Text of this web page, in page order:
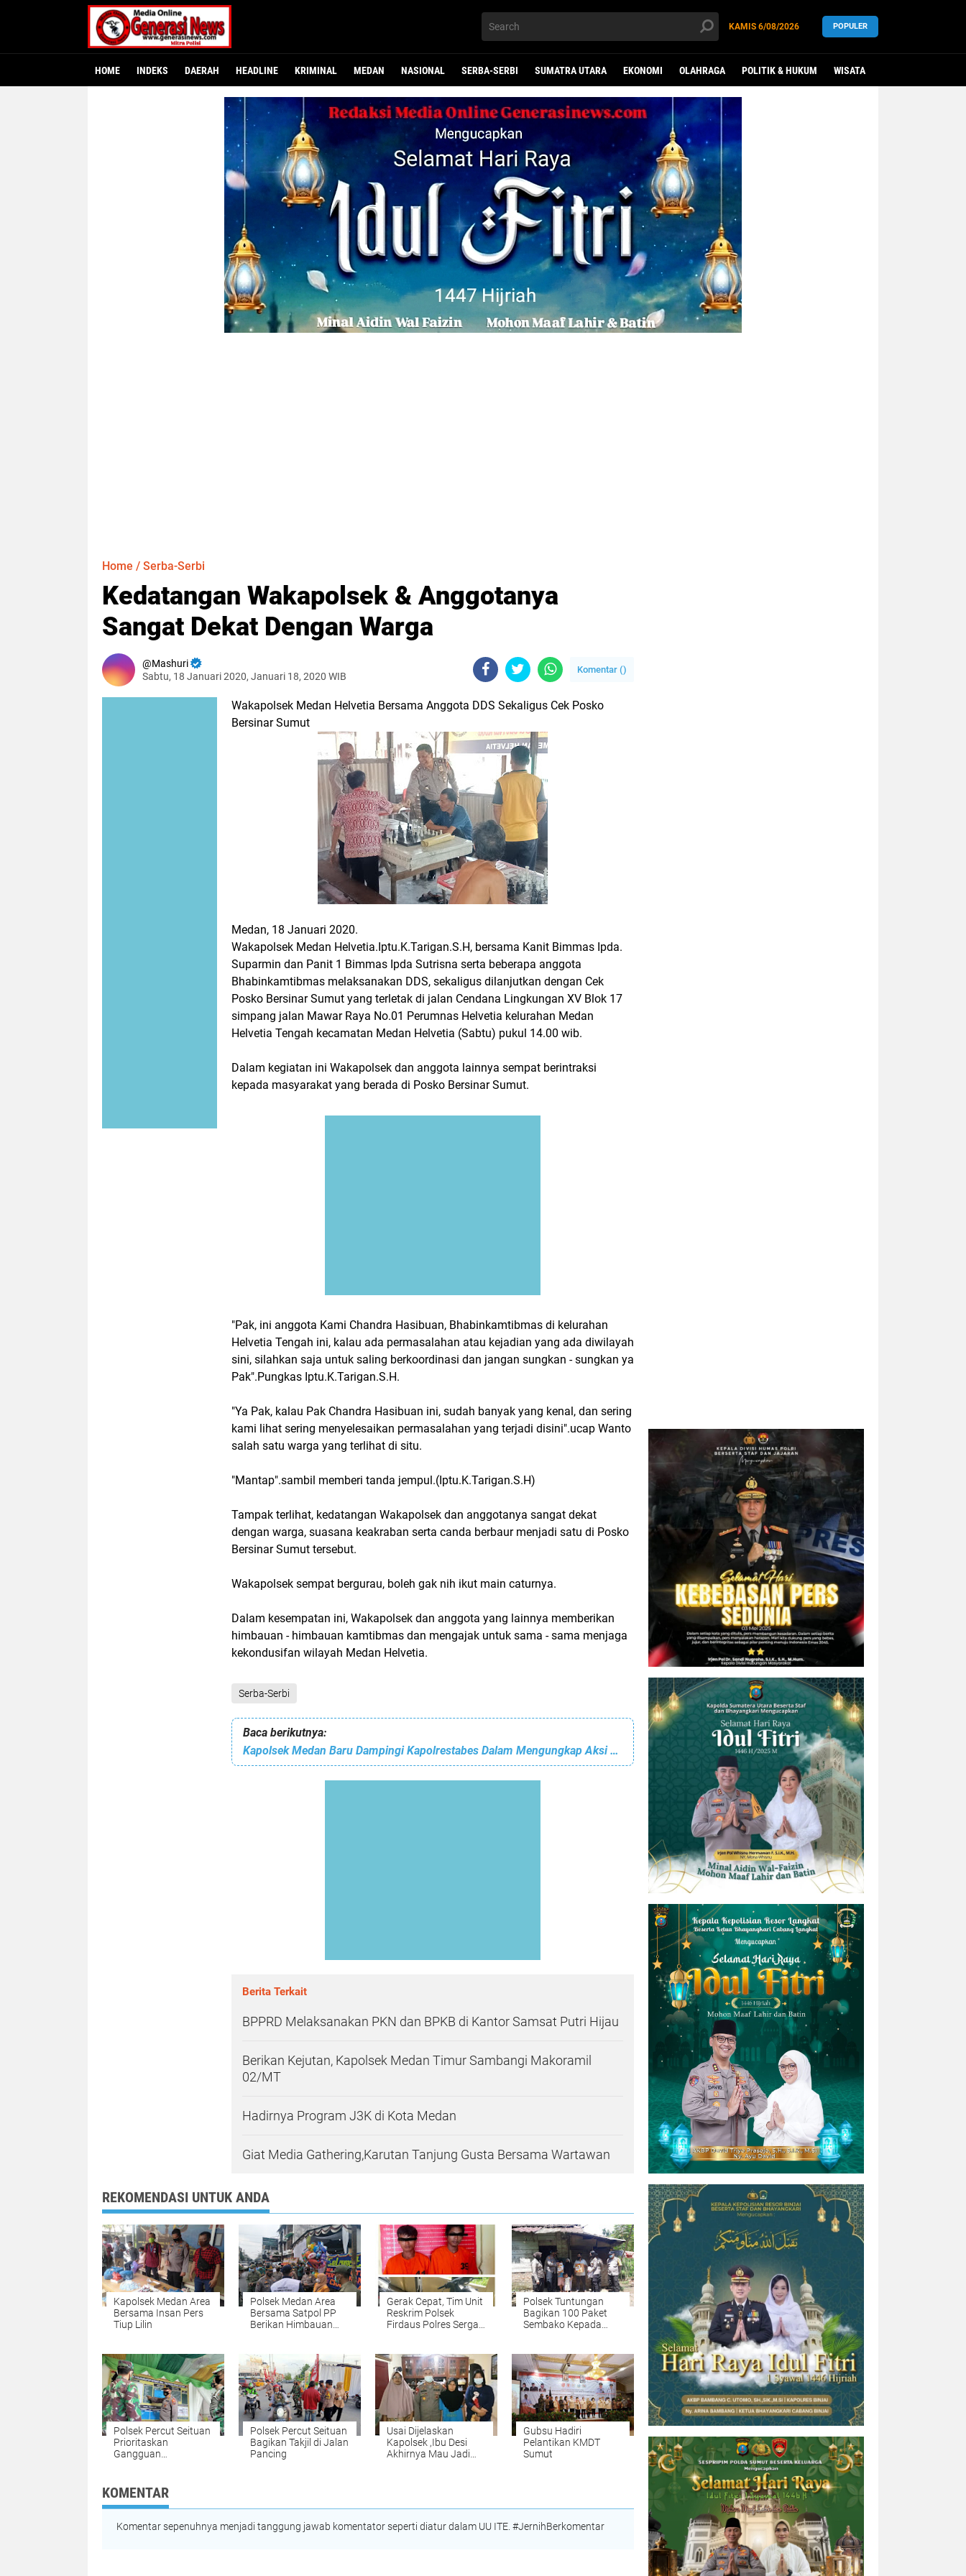
KAMIS 6/08/2026 POPULER
HOME INDEKS DAERAH HEADLINE KRIMINAL MEDAN NASIONAL SERBA-SERBI SUMATRA UTARA EKONOMI OLAHRAGA POLITIK & HUKUM WISATA
Home / Serba-Serbi
Kedatangan Wakapolsek & Anggotanya
Sangat Dekat Dengan Warga
Mashuri
Sabtu, 18 Januari 2020, Januari 18, 2020 WIB
Komentar ()
Wakapolsek Medan Helvetia Bersama Anggota DDS Sekaligus Cek Posko
Bersinar Sumut
Medan, 18 Januari 2020.
Wakapolsek Medan Helvetia.Iptu.K.Tarigan.S.H, bersama Kanit Bimmas Ipda.
Suparmin dan Panit 1 Bimmas Ipda Sutrisna serta beberapa anggota
Bhabinkamtibmas melaksanakan DDS, sekaligus dilanjutkan dengan Cek
Posko Bersinar Sumut yang terletak di jalan Cendana Lingkungan XV Blok 17
simpang jalan Mawar Raya No.01 Perumnas Helvetia kelurahan Medan
Helvetia Tengah kecamatan Medan Helvetia (Sabtu) pukul 14.00 wib.
Dalam kegiatan ini Wakapolsek dan anggota lainnya sempat berintraksi
kepada masyarakat yang berada di Posko Bersinar Sumut.
"Pak, ini anggota Kami Chandra Hasibuan, Bhabinkamtibmas di kelurahan
Helvetia Tengah ini, kalau ada permasalahan atau kejadian yang ada diwilayah
sini, silahkan saja untuk saling berkoordinasi dan jangan sungkan - sungkan ya
Pak".Pungkas Iptu.K.Tarigan.S.H.
"Ya Pak, kalau Pak Chandra Hasibuan ini, sudah banyak yang kenal, dan sering
kami lihat sering menyelesaikan permasalahan yang terjadi disini".ucap Wanto
salah satu warga yang terlihat di situ.
"Mantap".sambil memberi tanda jempul.(Iptu.K.Tarigan.S.H)
Tampak terlihat, kedatangan Wakapolsek dan anggotanya sangat dekat
dengan warga, suasana keakraban serta canda berbaur menjadi satu di Posko
Bersinar Sumut tersebut.
Wakapolsek sempat bergurau, boleh gak nih ikut main caturnya.
Dalam kesempatan ini, Wakapolsek dan anggota yang lainnya memberikan
himbauan - himbauan kamtibmas dan mengajak untuk sama - sama menjaga
kekondusifan wilayah Medan Helvetia.
Serba-Serbi
Baca berikutnya:
Kapolsek Medan Baru Dampingi Kapolrestabes Dalam Mengungkap Aksi Jambret ke-26
Berita Terkait
BPPRD Melaksanakan PKN dan BPKB di Kantor Samsat Putri Hijau
Berikan Kejutan, Kapolsek Medan Timur Sambangi Makoramil
02/MT
Hadirnya Program J3K di Kota Medan
Giat Media Gathering,Karutan Tanjung Gusta Bersama Wartawan
REKOMENDASI UNTUK ANDA
Kapolsek Medan Area
Bersama Insan Pers
Tiup Lilin
Polsek Medan Area
Bersama Satpol PP
Berikan Himbauan
Gerak Cepat, Tim Unit
Reskrim Polsek
Firdaus Polres Sergai
Polsek Tuntungan
Bagikan 100 Paket
Sembako Kepada
Polsek Percut Seituan
Prioritaskan
Gangguan
Polsek Percut Seituan
Bagikan Takjil di Jalan
Pancing
Usai Dijelaskan
Kapolsek ,Ibu Desi
Akhirnya Mau Jadi
Gubsu Hadiri
Pelantikan KMDT
Sumut
KOMENTAR
Komentar sepenuhnya menjadi tanggung jawab komentator seperti diatur dalam UU ITE. #JernihBerkomentar